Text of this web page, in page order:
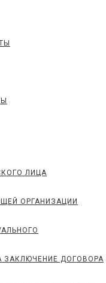
ЛИЦА
ОРГАНИЗАЦИИ
ЗАКЛЮЧЕНИЕ ДОГОВОРА